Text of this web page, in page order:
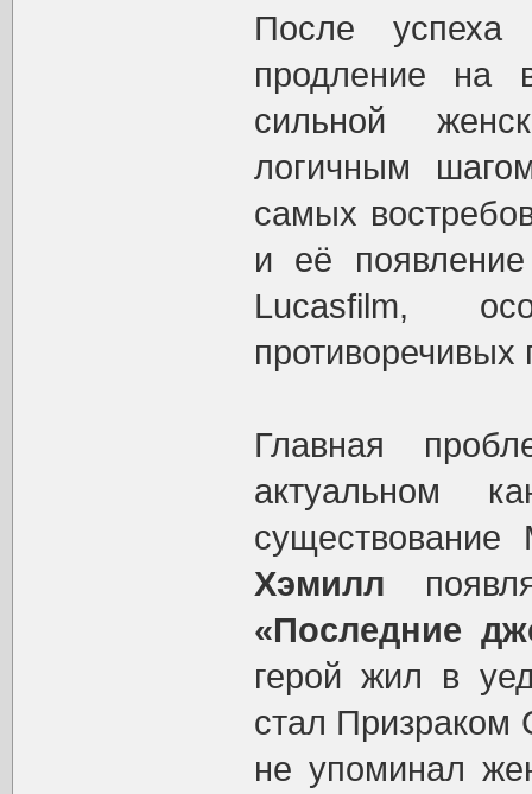
После
продление на
сильной
логичным
самых
и её
Lucasfilm,
противоречивых
Главная
актуальном
Хэмилл
«Последние
герой жил в
стал
не упоминал